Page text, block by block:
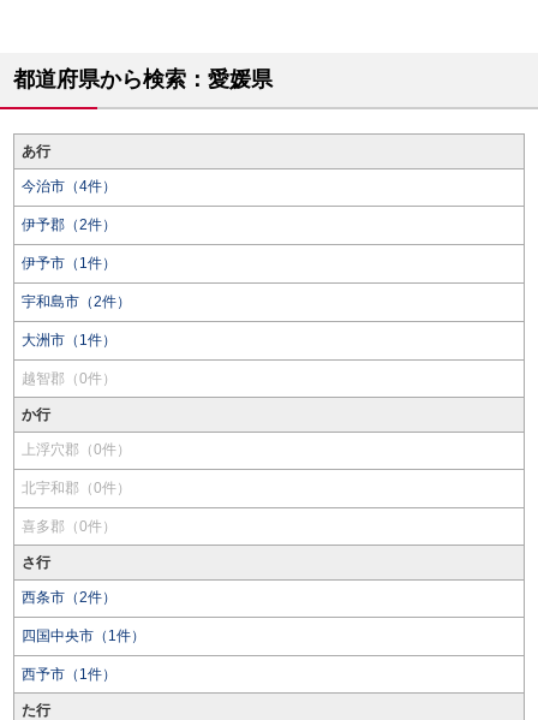
都道府県から検索：愛媛県
あ行
今治市（4件）
伊予郡（2件）
伊予市（1件）
宇和島市（2件）
大洲市（1件）
越智郡（0件）
か行
上浮穴郡（0件）
北宇和郡（0件）
喜多郡（0件）
さ行
西条市（2件）
四国中央市（1件）
西予市（1件）
た行